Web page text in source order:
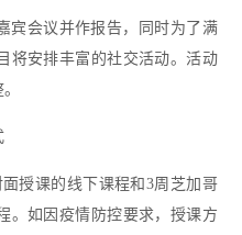
宾会议并作报告，同时为了满
将安排丰富的社交活动。活动
授课的线下课程和3周芝加哥
。如因疫情防控要求，授课方